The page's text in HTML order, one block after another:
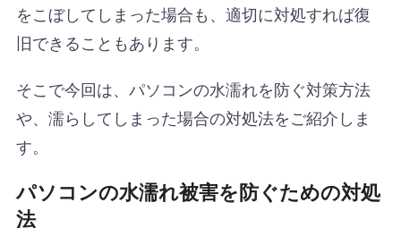
をこぼしてしまった場合も、適切に対処すれば復
旧できることもあります。
そこで今回は、パソコンの水濡れを防ぐ対策方法
や、濡らしてしまった場合の対処法をご紹介しま
す。
パソコンの水濡れ被害を防ぐための対処
法